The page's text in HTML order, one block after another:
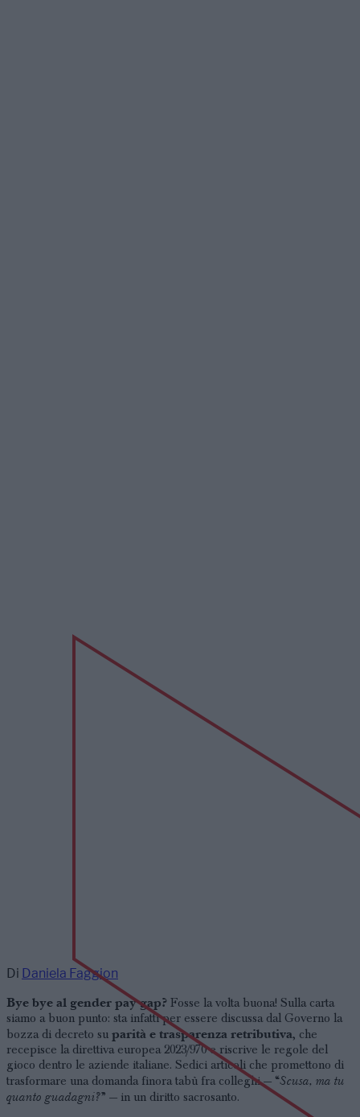
Di Daniela Faggion
Bye bye al gender pay gap? Fosse la volta buona! Sulla carta
siamo a buon punto: sta infatti per essere discussa dal Governo la
bozza di decreto su parità e trasparenza retributiva, che
recepisce la direttiva europea 2023/970 e riscrive le regole del
gioco dentro le aziende italiane. Sedici articoli che promettono di
trasformare una domanda finora tabù fra colleghi — “Scusa, ma tu
quanto guadagni?” — in un diritto sacrosanto.